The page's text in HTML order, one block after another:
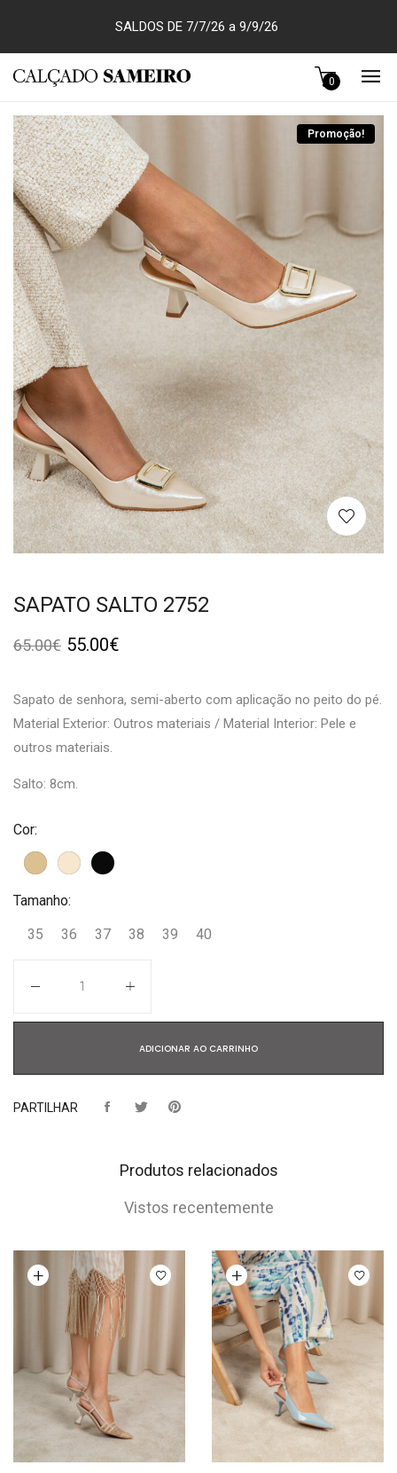
SALDOS DE 7/7/26 a 9/9/26
0
Promoção!
SAPATO SALTO 2752
65.00€ 55.00€
Sapato de senhora, semi-aberto com aplicação no peito do pé.
Material Exterior: Outros materiais / Material Interior: Pele e
outros materiais.
Salto: 8cm.
Cor:
Tamanho:
35
36 37 38 39 40
ADICIONAR AO CARRINHO
PARTILHAR
Produtos relacionados
Vistos recentemente
opções Ver opções